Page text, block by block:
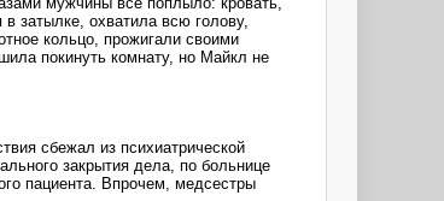
затылке, охватила всю голову,
кольцо, прожигали своими
покинуть комнату, но Майкл не
сбежал из психиатрической
закрытия дела, по больнице
пациента. Впрочем, медсестры